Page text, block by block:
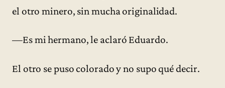
el otro minero, sin mucha originalidad.
—Es mi hermano, le aclaró Eduardo.
El otro se puso colorado y no supo qué decir.